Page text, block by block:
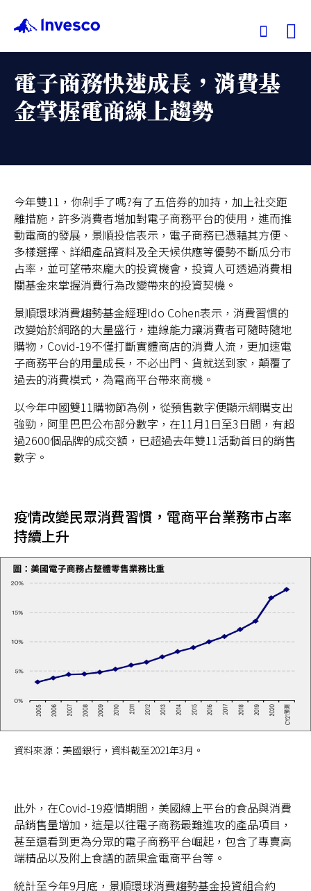
我們的基金
服務中心
永續專區
關於景順
台灣
聯絡我們
電子商務快速成長，消費基
金掌握電商線上趨勢
今年雙11，你剁手了嗎?有了五倍券的加持，加上社交距
離措施，許多消費者增加對電子商務平台的使用，進而推
動電商的發展，景順投信表示，電子商務已憑藉其方便、
多樣選擇、詳細產品資料及全天候供應等優勢不斷瓜分市
占率，並可望帶來龐大的投資機會，投資人可透過消費相
關基金來掌握消費行為改變帶來的投資契機。
景順環球消費趨勢基金經理Ido Cohen表示，消費習慣的
改變始於網路的大量盛行，連線能力讓消費者可隨時隨地
購物，Covid-19不僅打斷實體商店的消費人流，更加速電
子商務平台的用量成長，不必出門、貨就送到家，顛覆了
過去的消費模式，為電商平台帶來商機。
以今年中國雙11購物節為例，從預售數字便顯示網購支出
強勁，阿里巴巴公布部分數字，在11月1日至3日間，有超
過2600個品牌的成交額，已超過去年雙11活動首日的銷售
數字。
疫情改變民眾消費習慣，電商平台業務市占率
持續上升
資料來源：美國銀行，資料截至2021年3月。
此外，在Covid-19疫情期間，美國線上平台的食品與消費
品銷售量增加，這是以往電子商務最難進攻的產品項目，
甚至還看到更為分眾的電子商務平台崛起，包含了專賣高
端精品以及附上食譜的蔬果盒電商平台等。
統計至今年9月底，景順環球消費趨勢基金投資組合約